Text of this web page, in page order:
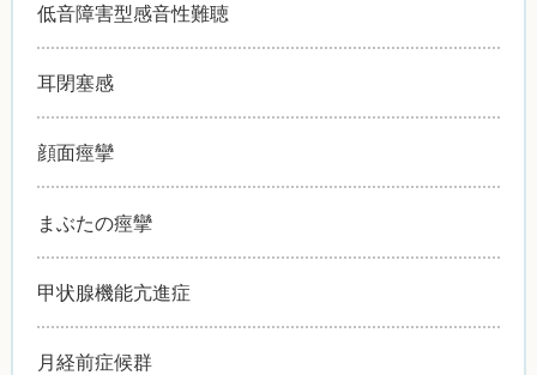
低音障害型感音性難聴
耳閉塞感
顔面痙攣
まぶたの痙攣
甲状腺機能亢進症
月経前症候群